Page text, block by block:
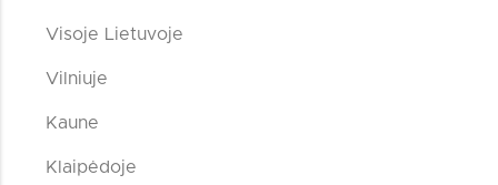
Visoje Lietuvoje
Vilniuje
Kaune
Klaipėdoje